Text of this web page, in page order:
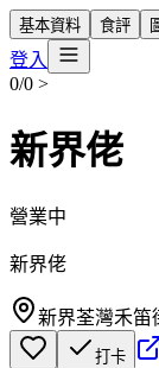
基本資料 食評
登入
0/0 >
新界佬
營業中
新界佬
新界荃灣禾笛
打卡